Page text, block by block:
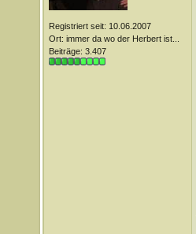
Registriert seit: 10.06.2007
Ort: immer da wo der Herbert ist...
Beiträge: 3.407